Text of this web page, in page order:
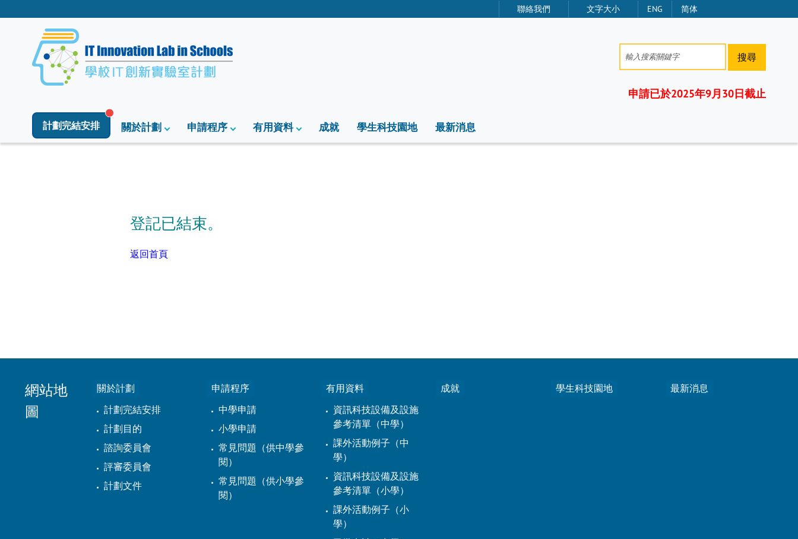
聯絡我們 文字大小 ENG 简体
搜尋
申請已於2025年9月30日截止
計劃完結安排 關於計劃 申請程序 有用資料 成就 學生科技園地 最新消息
登記已結束。
返回首頁
網站地
圖
關於計劃
計劃完結安排
計劃目的
諮詢委員會
評審委員會
計劃文件
申請程序
中學申請
小學申請
常見問題（供中學參
閱）
常見問題（供小學參
閱）
有用資料
資訊科技設備及設施
參考清單（中學）
課外活動例子（中
學）
資訊科技設備及設施
參考清單（小學）
課外活動例子（小
學）
成就 學生科技園地 最新消息